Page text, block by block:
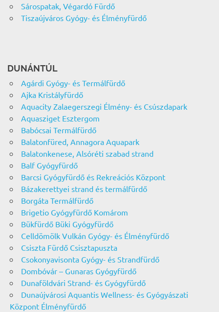
Sárospatak, Végardó Fürdő
Tiszaújváros Gyógy- és Élményfürdő
DUNÁNTÚL
Agárdi Gyógy- és Termálfürdő
Ajka Kristályfürdő
Aquacity Zalaegerszegi Élmény- és Csúszdapark
Aquasziget Esztergom
Babócsai Termálfürdő
Balatonfüred, Annagora Aquapark
Balatonkenese, Alsóréti szabad strand
Balf Gyógyfürdő
Barcsi Gyógyfürdő és Rekreációs Központ
Bázakerettyei strand és termálfürdő
Borgáta Termálfürdő
Brigetio Gyógyfürdő Komárom
Bükfürdő Büki Gyógyfürdő
Celldömölk Vulkán Gyógy- és Élményfürdő
Csiszta Fürdő Csisztapuszta
Csokonyavisonta Gyógy- és Strandfürdő
Dombóvár – Gunaras Gyógyfürdő
Dunaföldvári Strand- és Gyógyfürdő
Dunaújvárosi Aquantis Wellness- és Gyógyászati
Központ Élményfürdő